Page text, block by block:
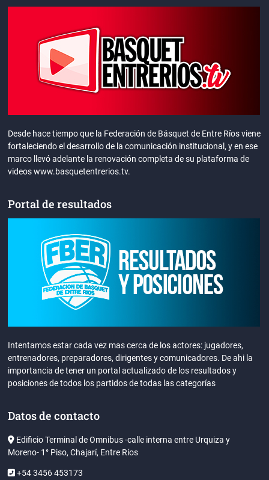
Desde hace tiempo que la Federación de Básquet de Entre Ríos viene
fortaleciendo el desarrollo de la comunicación institucional, y en ese
marco llevó adelante la renovación completa de su plataforma de
videos www.basquetentrerios.tv.
Portal de resultados
Intentamos estar cada vez mas cerca de los actores: jugadores,
entrenadores, preparadores, dirigentes y comunicadores. De ahi la
importancia de tener un portal actualizado de los resultados y
posiciones de todos los partidos de todas las categorías
Datos de contacto
Edificio Terminal de Omnibus -calle interna entre Urquiza y
Moreno- 1° Piso, Chajarí, Entre Ríos
+54 3456 453173